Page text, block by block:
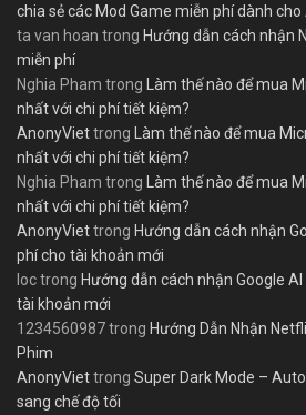
chia sẻ các Mod Game miễn phí dành
ta van hoan trong Hướng dẫn cách nhận
miễn phí
Nghia Pham trong Làm thế nào để mua
nhất với chi phí tiết kiệm?
AnonyViettrong Làm thế nào để mua
nhất với chi phí tiết kiệm?
Nghia Pham trong Làm thế nào để mua
nhất với chi phí tiết kiệm?
AnonyViettrong Hướng dẫn cách nhận
phí cho tài khoản mới
loctrong Hướng dẫn cách nhận Google
tài khoản mới
1234560987trong Hướng Dẫn Nhận
Phim
AnonyViettrong Super Dark Mode –
sang chế độ tối